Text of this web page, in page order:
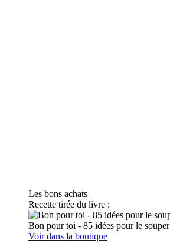
Les bons achats
Recette tirée du livre :
Bon pour toi - 85 idées pour le souper
Voir dans la boutique